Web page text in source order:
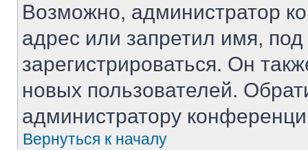
Возможно, администратор
адрес или запретил имя,
зарегистрироваться. Он
новых пользователей.
администратору
Вернуться к началу